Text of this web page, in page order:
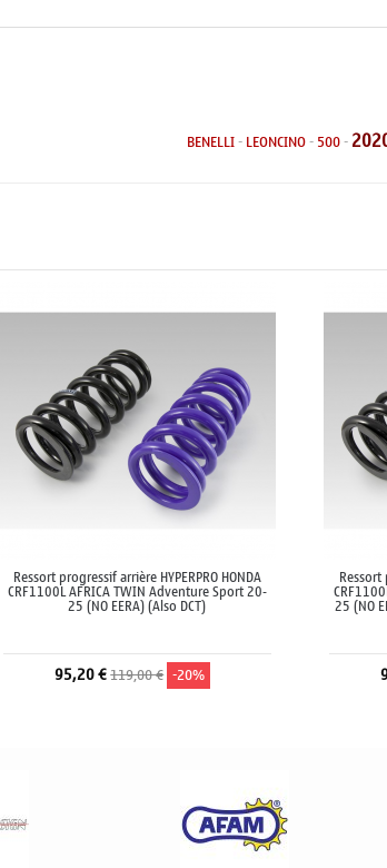
BENELLI-LEONCINO-500-
Ressort progressif arrière HYPERPRO HONDA
CRF1100L AFRICA TWIN Adventure Sport 20-
25 (NO EERA) (Also DCT)
95,20 €119,00 € -20%
Ressort
25 (NO